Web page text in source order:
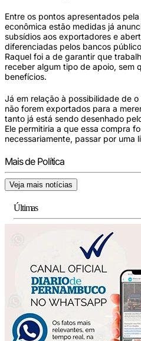
Entre os pontos apresentados
econômica estão medidas já
subsídios aos exportadores e
diferenciadas pelos bancos
Raquel foi a de garantir que
receber algum tipo de apoio, sem
benefícios.
Já em relação à possibilidade de
não forem exportados para a
tanto já está sendo desenhado
Ele permitiria a que essa compra
necessariamente, passar por uma
Mais de Política
Veja mais notícias
Últimas